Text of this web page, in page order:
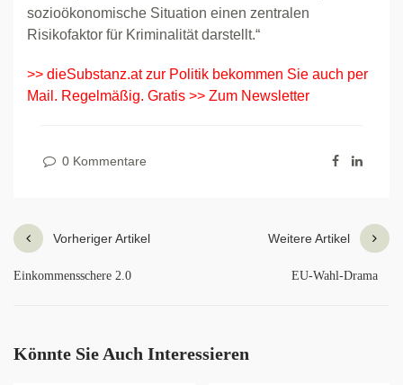
sozioökonomische Situation einen zentralen
Risikofaktor für Kriminalität darstellt.“
>> dieSubstanz.at zur Politik bekommen Sie auch per
Mail. Regelmäßig. Gratis >> Zum Newsletter
0 Kommentare
Vorheriger Artikel
Einkommensschere 2.0
Weitere Artikel
EU-Wahl-Drama
Könnte Sie Auch Interessieren